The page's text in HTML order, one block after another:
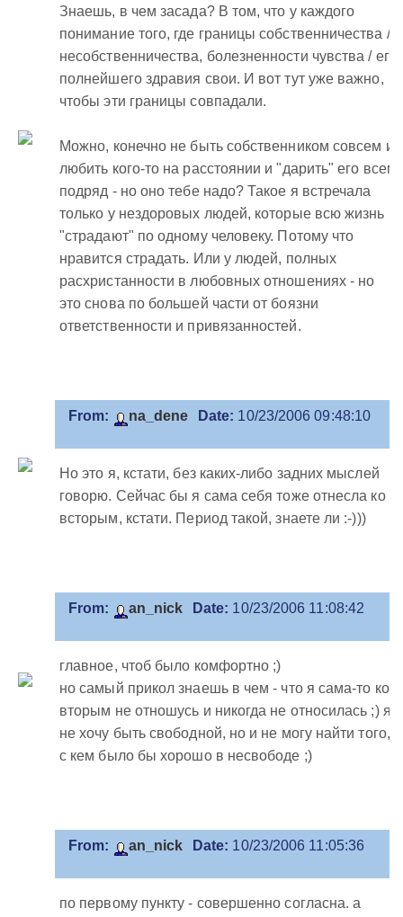
Знаешь, в чем засада? В том, что у каждого
понимание того, где границы собственничества /
несобственничества, болезненности чувства / его
полнейшего здравия свои. И вот тут уже важно,
чтобы эти границы совпадали.
Можно, конечно не быть собственником совсем и
любить кого-то на расстоянии и "дарить" его всем
подряд - но оно тебе надо? Такое я встречала
только у нездоровых людей, которые всю жизнь
"страдают" по одному человеку. Потому что
нравится страдать. Или у людей, полных
расхристанности в любовных отношениях - но
это снова по большей части от боязни
ответственности и привязанностей.
From: na_dene Date: 10/23/2006 09:48:10
Но это я, кстати, без каких-либо задних мыслей
говорю. Сейчас бы я сама себя тоже отнесла ко
всторым, кстати. Период такой, знаете ли :-)))
From: an_nick Date: 10/23/2006 11:08:42
главное, чтоб было комфортно ;)
но самый прикол знаешь в чем - что я сама-то ко
вторым не отношусь и никогда не относилась ;) я
не хочу быть свободной, но и не могу найти того,
с кем было бы хорошо в несвободе ;)
From: an_nick Date: 10/23/2006 11:05:36
по первому пункту - совершенно согласна. а